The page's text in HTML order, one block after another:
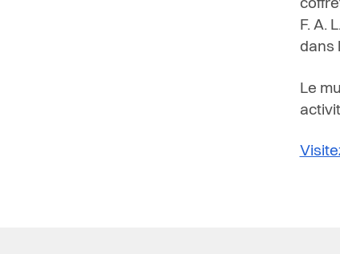
F. A.
dans
Le